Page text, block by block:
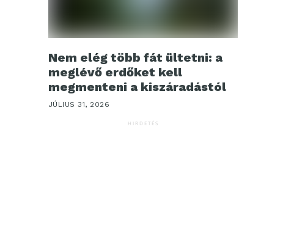
Nem elég több fát ültetni: a
meglévő erdőket kell
megmenteni a kiszáradástól
JÚLIUS 31, 2026
HIRDETÉS